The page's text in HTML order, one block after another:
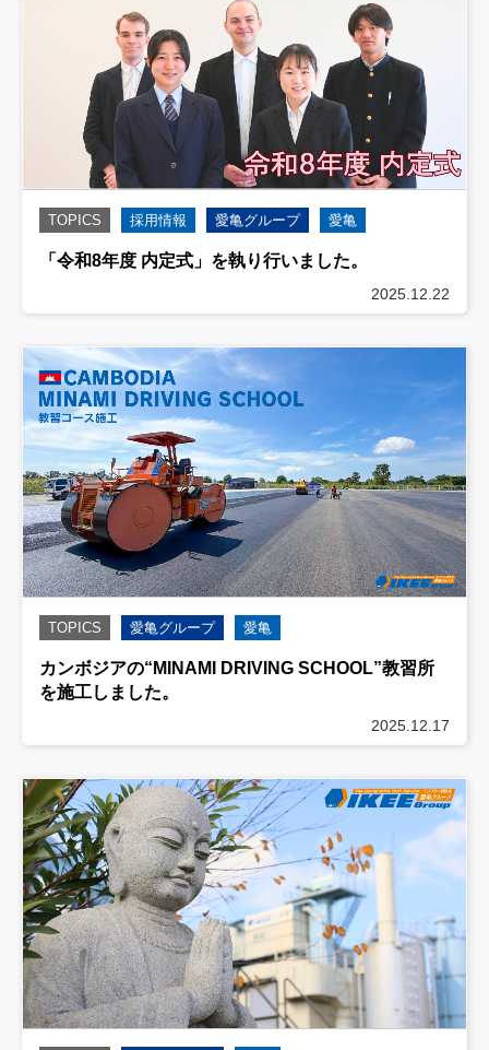
TOPICS 採用情報 愛亀グループ 愛亀
「令和8年度 内定式」を執り行いました。
2025.12.22
TOPICS 愛亀グループ 愛亀
カンボジアの“MINAMI DRIVING SCHOOL”教習所
を施工しました。
2025.12.17